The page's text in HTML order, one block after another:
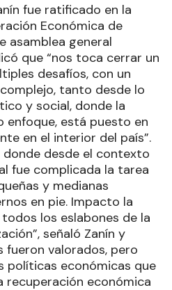
fue ratificado en la
Económica de
asamblea general
que “nos toca cerrar un
desafíos, con un
tanto desde lo
y social, donde la
enfoque, está puesto en
en el interior del país”.
desde el contexto
fue complicada la tarea
y medianas
en pie. Impacto la
los eslabones de la
señaló Zanín y
fueron valorados, pero
políticas económicas que
recuperación económica